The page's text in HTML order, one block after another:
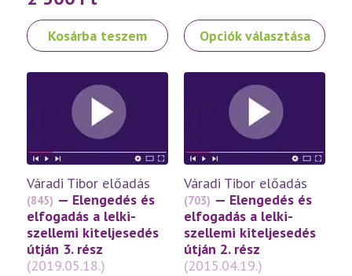
Kosárba teszem Opciók választása
Ennek
a
variációja
változatok
termékoldalon
választhatók
ki
Váradi Tibor előadás
(845) — Elengedés és
elfogadás a lelki-
szellemi kiteljesedés
útján 3. rész
(2019.05.18.)
Váradi Tibor előadás
(703) — Elengedés és
elfogadás a lelki-
szellemi kiteljesedés
útján 2. rész
(2015.04.19.)